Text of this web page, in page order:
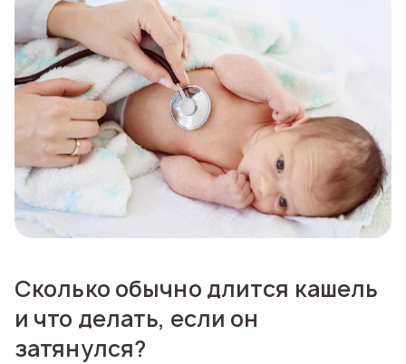
Сколько обычно длится кашель
и что делать, если он
затянулся?